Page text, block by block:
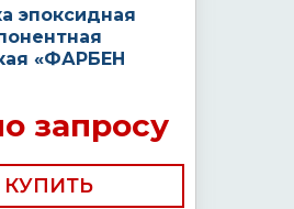
эпоксидная
«ФАРБЕН
запросу
КУПИТЬ